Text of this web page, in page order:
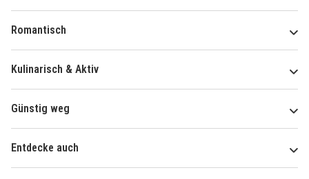
Romantisch
Kulinarisch & Aktiv
Günstig weg
Entdecke auch